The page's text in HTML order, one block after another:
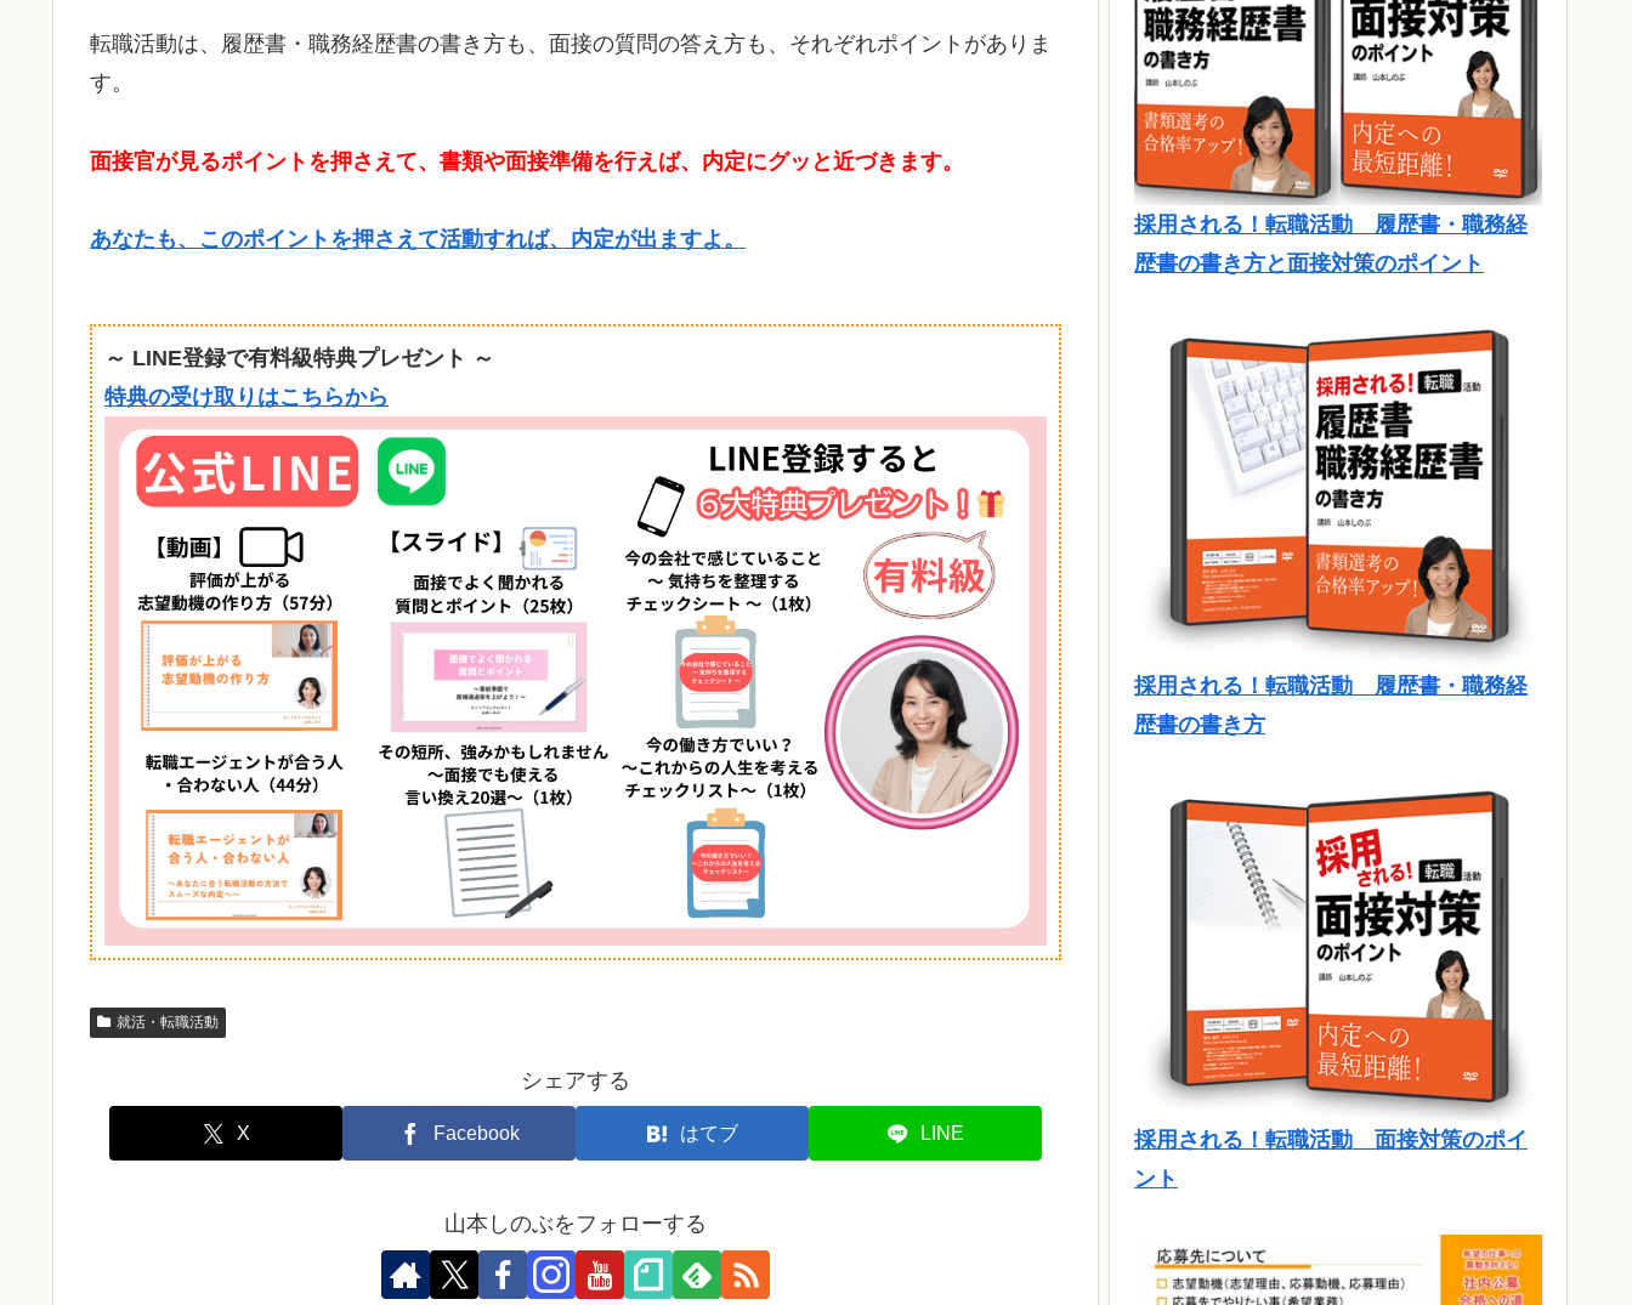
転職活動は、履歴書・職務経歴書の書き方も、面接の質問の答え方も、それぞれポイントがありま
す。
面接官が見るポイントを押さえて、書類や面接準備を行えば、内定にグッと近づきます。
あなたも、このポイントを押さえて活動すれば、内定が出ますよ。
～ LINE登録で有料級特典プレゼント ～
特典の受け取りはこちらから
就活・転職活動
シェアする
X Facebook はてブ LINE
山本しのぶをフォローする
採用される！転職活動 履歴書・職務経
歴書の書き方と面接対策のポイント
採用される！転職活動 履歴書・職務経
歴書の書き方
採用される！転職活動 面接対策のポイ
ント